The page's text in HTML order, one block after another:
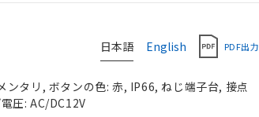
日本語 English PDF出力
タリ, ボタンの色: 赤, IP66, ねじ端子台, 接点
圧: AC/DC12V